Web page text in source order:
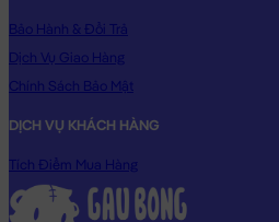
Bảo Hành & Đổi Trả
Dịch Vụ Giao Hàng
Chính Sách Bảo Mật
DỊCH VỤ KHÁCH HÀNG
Tích Điểm Mua Hàng